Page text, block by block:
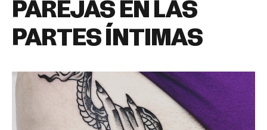
PAREJAS EN LAS
PARTES ÍNTIMAS